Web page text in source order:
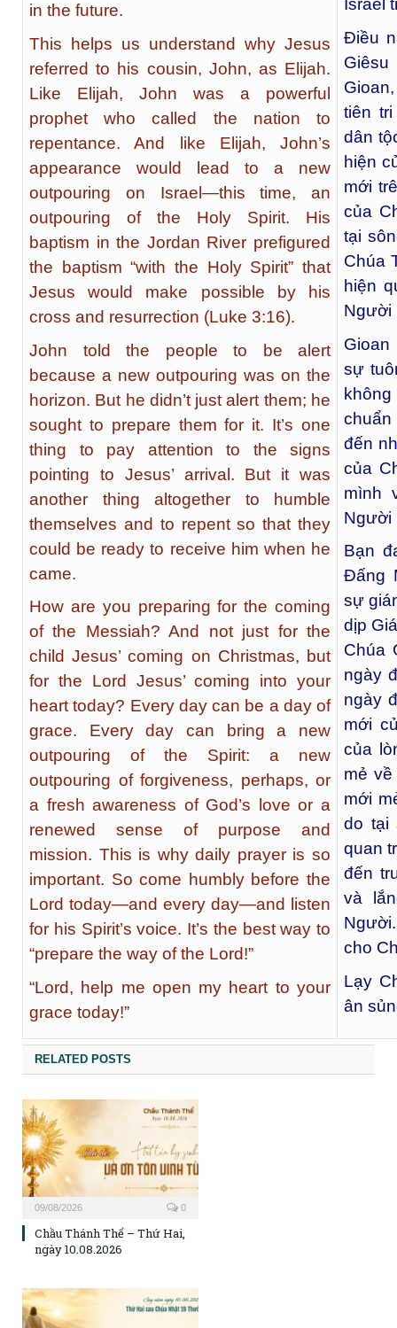
in the future.
This helps us understand why Jesus
referred to his cousin, John, as Elijah.
Like Elijah, John was a powerful
prophet who called the nation to
repentance. And like Elijah, John’s
appearance would lead to a new
outpouring on Israel—this time, an
outpouring of the Holy Spirit. His
baptism in the Jordan River prefigured
the baptism “with the Holy Spirit” that
Jesus would make possible by his
cross and resurrection (Luke 3:16).
John told the people to be alert
because a new outpouring was on the
horizon. But he didn’t just alert them; he
sought to prepare them for it. It’s one
thing to pay attention to the signs
pointing to Jesus’ arrival. But it was
another thing altogether to humble
themselves and to repent so that they
could be ready to receive him when he
came.
How are you preparing for the coming
of the Messiah? And not just for the
child Jesus’ coming on Christmas, but
for the Lord Jesus’ coming into your
heart today? Every day can be a day of
grace. Every day can bring a new
outpouring of the Spirit: a new
outpouring of forgiveness, perhaps, or
a fresh awareness of God’s love or a
renewed sense of purpose and
mission. This is why daily prayer is so
important. So come humbly before the
Lord today—and every day—and listen
for his Spirit’s voice. It’s the best way to
“prepare the way of the Lord!”
“Lord, help me open my heart to your
grace today!”
Israel
Điều
tiên
dân
hiện
mới
của
tại
Chúa
hiện
Người
sự
đến
của
mình
Người
Bạn
Đấng
sự
dịp
Chúa
ngày
ngày
mới
của
mẻ
mới
do tại
quan
đến
và
cho
Lạy
ân
RELATED POSTS
09/08/2026 0
Chầu Thánh Thể – Thứ Hai,
ngày 10.08.2026